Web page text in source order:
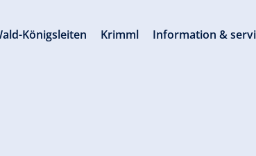
Königsleiten Krimml Information &